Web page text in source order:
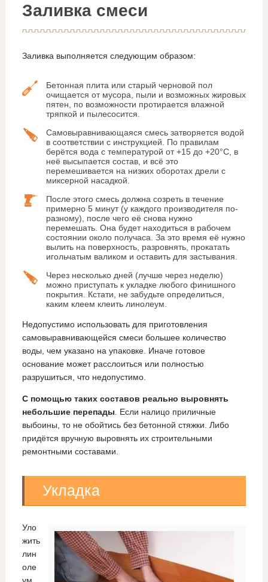
Заливка смеси
Заливка выполняется следующим образом:
Бетонная плита или старый черновой пол
очищается от мусора, пыли и возможных жировых
пятен, по возможности протирается влажной
тряпкой и пылесосится.
Самовыравнивающаяся смесь затворяется водой
в соответствии с инструкцией. По правилам
берётся вода с температурой от +15 до +20°С, в
неё высыпается состав, и всё это
перемешивается на низких оборотах дрели с
миксерной насадкой.
После этого смесь должна созреть в течение
примерно 5 минут (у каждого производителя по-
разному), после чего её снова нужно
перемешать. Она будет находиться в рабочем
состоянии около получаса. За это время её нужно
вылить на поверхность, разровнять, прокатать
игольчатым валиком и оставить для застывания.
Через несколько дней (лучше через неделю)
можно приступать к укладке любого финишного
покрытия. Кстати, не забудьте определиться,
каким клеем клеить линолеум.
Недопустимо использовать для приготовления
самовыравнивающейся смеси большее количество
воды, чем указано на упаковке. Иначе готовое
основание может расслоиться или полностью
разрушиться, что недопустимо.
С помощью таких составов реально выровнять
небольшие перепады
Если налицо приличные
выбоины, то не обойтись без бетонной стяжки. Либо
придётся вручную выровнять их строительными
ремонтными составами.
Укладка
Уло
жить
лин
оле